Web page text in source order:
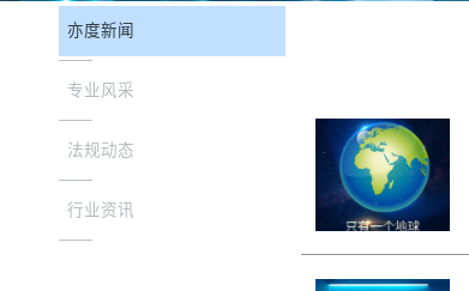
亦度新闻
专业风采
法规动态
行业资讯